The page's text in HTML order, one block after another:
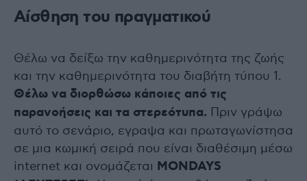
Αίσθηση του πραγματικού
Θέλω να δείξω την καθημερινότητα της ζωής
και την καθημερινότητα του διαβήτη τύπου 1.
Θέλω να διορθώσω κάποιες από τις
παρανοήσεις και τα στερεότυπα. Πριν γράψω
αυτό το σενάριο, εγραψα και πρωταγωνίστησα
σε μια κωμική σειρά που είναι διαθέσιμη μέσω
internet και ονομάζεται MONDAYS